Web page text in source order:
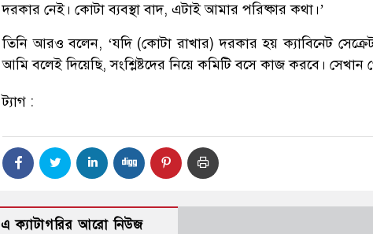
দরকার নেই। কোটা ব্যবস্থা বাদ, এটাই আমার পরিষ্কার কথা।’
তিনি আরও বলেন, ‘যদি (কোটা রাখার) দরকার হয় ক্যাবিনেট
আমি বলেই দিয়েছি, সংশ্লিষ্টদের নিয়ে কমিটি বসে কাজ করবে। সেখান
ট্যাগ :
এ ক্যাটাগরির আরো নিউজ